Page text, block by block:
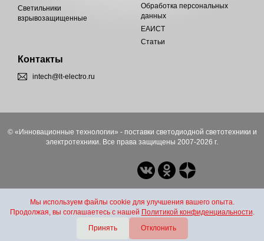
Светильники
взрывозащищенные
Обработка персональных
данных
ЕАИСТ
Статьи
Контакты
intech@lt-electro.ru
© «Инновационные технологии» - поставки светодиодной светотехники и
электротехники. Все права защищены 2007-2026 г.
Мы используем файлы cookie для улучшения вашего опыта.
Продолжая, вы соглашаетесь с нашей Политикой конфиденциальности.
Принять
Отклонить